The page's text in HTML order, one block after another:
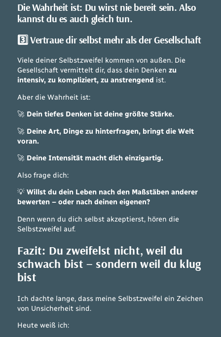
Die Wahrheit ist: Du wirst nie bereit sein. Also
kannst du es auch gleich tun.
3️⃣ Vertraue dir selbst mehr als der Gesellschaft
Viele deiner Selbstzweifel kommen von außen. Die
Gesellschaft vermittelt dir, dass dein Denken zu
intensiv, zu kompliziert, zu anstrengend ist.
Aber die Wahrheit ist:
🚀 Dein tiefes Denken ist deine größte Stärke.
🚀 Deine Art, Dinge zu hinterfragen, bringt die Welt
voran.
🚀 Deine Intensität macht dich einzigartig.
Also frage dich:
💡 Willst du dein Leben nach den Maßstäben anderer
bewerten – oder nach deinen eigenen?
Denn wenn du dich selbst akzeptierst, hören die
Selbstzweifel auf.
Fazit: Du zweifelst nicht, weil du
schwach bist – sondern weil du klug
bist
Ich dachte lange, dass meine Selbstzweifel ein Zeichen
von Unsicherheit sind.
Heute weiß ich: